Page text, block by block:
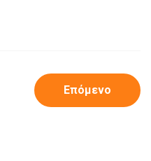
Επόμενο